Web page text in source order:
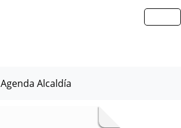
Agenda Alcaldía